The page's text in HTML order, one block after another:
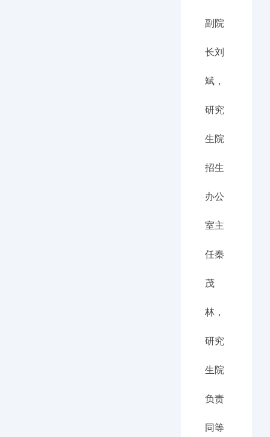
副院
长刘
斌，
研究
生院
招生
办公
室主
任秦
茂
林，
研究
生院
负责
同等